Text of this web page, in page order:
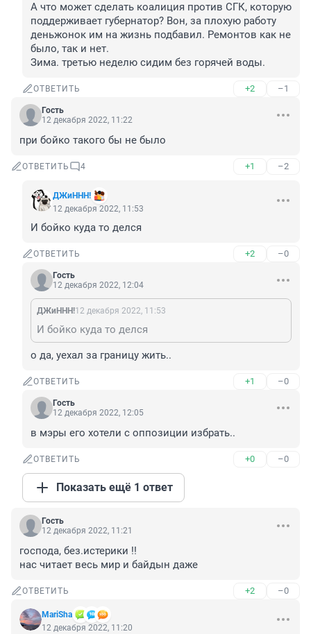
А что может сделать коалиция против СГК, которую
поддерживает губернатор? Вон, за плохую работу
деньжонок им на жизнь подбавил. Ремонтов как не
было, так и нет.
Зима. третью неделю сидим без горячей воды.
ОТВЕТИТЬ +2 –1
Гость
12 декабря 2022, 11:22
при бойко такого бы не было
ОТВЕТИТЬ 4 +1 –2
ДЖиННН!
12 декабря 2022, 11:53
И бойко куда то делся
ОТВЕТИТЬ +2 –0
Гость
12 декабря 2022, 12:04
ДЖиННН!12 декабря 2022, 11:53
И бойко куда то делся
о да, уехал за границу жить..
ОТВЕТИТЬ +1 –0
Гость
12 декабря 2022, 12:05
в мэры его хотели с оппозиции избрать..
ОТВЕТИТЬ +0 –0
Показать ещё 1 ответ
Гость
12 декабря 2022, 11:21
господа, без.истерики !!
нас читает весь мир и байдын даже
ОТВЕТИТЬ +2 –0
MariSha
12 декабря 2022, 11:20